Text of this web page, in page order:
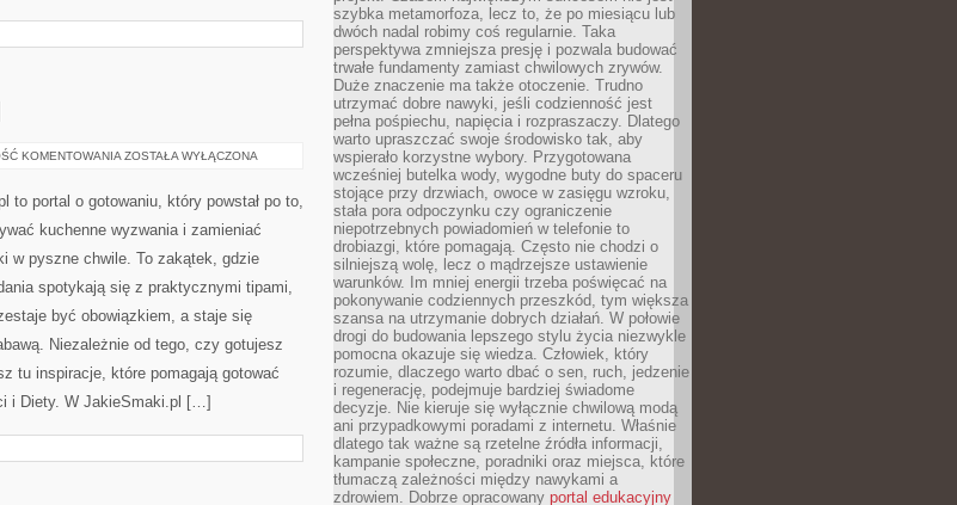
KOMENTOWANIA PRZEKĄSKI
ZOSTAŁA WYŁĄCZONA
to portal o gotowaniu, który powstał po to,
kuchenne wyzwania i zamieniać
w pyszne chwile. To zakątek, gdzie
spotykają się z praktycznymi tipami,
być obowiązkiem, a staje się
Niezależnie od tego, czy gotujesz
tu inspiracje, które pomagają gotować
i Diety. W JakieSmaki.pl […]
szybka metamorfoza, lecz to, że po miesiącu lub
dwóch nadal robimy coś regularnie. Taka
perspektywa zmniejsza presję i pozwala budować
trwałe fundamenty zamiast chwilowych zrywów.
Duże znaczenie ma także otoczenie. Trudno
utrzymać dobre nawyki, jeśli codzienność jest
pełna pośpiechu, napięcia i rozpraszaczy. Dlatego
warto upraszczać swoje środowisko tak, aby
wspierało korzystne wybory. Przygotowana
wcześniej butelka wody, wygodne buty do spaceru
stojące przy drzwiach, owoce w zasięgu wzroku,
stała pora odpoczynku czy ograniczenie
niepotrzebnych powiadomień w telefonie to
drobiazgi, które pomagają. Często nie chodzi o
silniejszą wolę, lecz o mądrzejsze ustawienie
warunków. Im mniej energii trzeba poświęcać na
pokonywanie codziennych przeszkód, tym większa
szansa na utrzymanie dobrych działań. W połowie
drogi do budowania lepszego stylu życia niezwykle
pomocna okazuje się wiedza. Człowiek, który
rozumie, dlaczego warto dbać o sen, ruch, jedzenie
i regenerację, podejmuje bardziej świadome
decyzje. Nie kieruje się wyłącznie chwilową modą
ani przypadkowymi poradami z internetu. Właśnie
dlatego tak ważne są rzetelne źródła informacji,
kampanie społeczne, poradniki oraz miejsca, które
tłumaczą zależności między nawykami a
zdrowiem. Dobrze opracowany portal edukacyjny